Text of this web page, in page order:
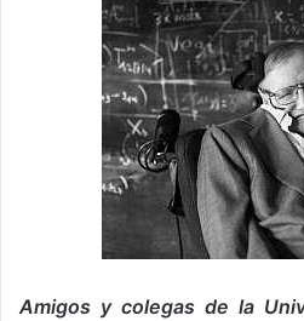
Amigos y colegas de la